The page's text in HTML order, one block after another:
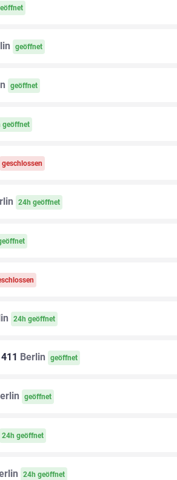
geöffnet
geöffnet
geöffnet
geschlossen
24h geöffnet
24h geöffnet
Berlin geöffnet
geöffnet
24h geöffnet
24h geöffnet